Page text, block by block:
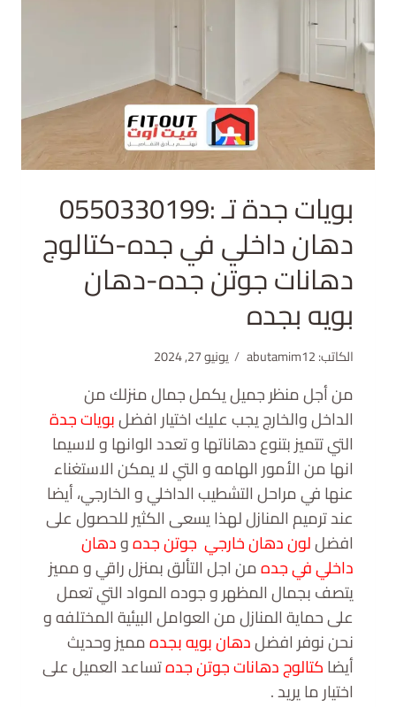
بويات جدة تـ :0550330199
دهان داخلي في جده-كتالوج
دهانات جوتن جده-دهان
بويه بجده
الكاتب:abutamim12 يونيو 27, 2024
من أجل منظر جميل يكمل جمال منزلك من
الداخل والخارج يجب عليك اختيار افضلبويات جدة
التي تتميز بتنوع دهاناتها و تعدد الوانها و لاسيما
انها من الأمور الهامه و التي لا يمكن الاستغناء
عنها في مراحل التشطيب الداخلي و الخارجي، أيضا
عند ترميم المنازل لهذا يسعى الكثير للحصول على
افضللون دهان خارجي جوتن جدهودهان
داخلي في جدهمن اجل التألق بمنزل راقي و مميز
يتصف بجمال المظهر و جوده المواد التي تعمل
على حماية المنازل من العوامل البيئية المختلفه و
نحن نوفر افضلدهان بويه بجدهمميز وحديث
أيضاكتالوج دهانات جوتن جدهتساعد العميل على
اختيار ما يريد .